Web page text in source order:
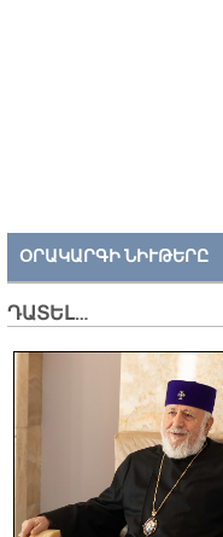
ՕՐԱԿԱՐԳԻ ՆԻՒԹԵՐԸ
ԴԱՏԵԼ…